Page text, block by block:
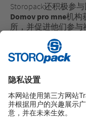
Storopack还积极参
Domov pro mne机构
所，并促进他们参与
此外，Storopack还
组织提供捐款。该组
并为他们创造独立生
Instagram